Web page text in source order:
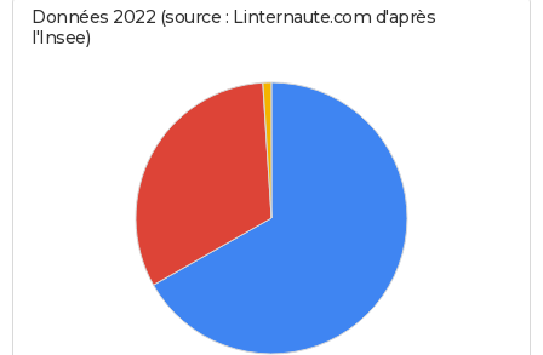
Données 2022 (source : Linternaute.com d'après
l'Insee)